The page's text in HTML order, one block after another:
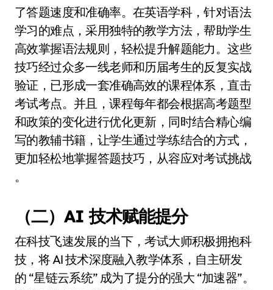
了答题速度和准确率。在英语学科，针对语法
学习的难点，采用独特的教学方法，帮助学生
高效掌握语法规则，轻松提升解题能力。这些
技巧经过众多一线老师和历届考生的反复实战
验证，已形成一套准确高效的课程体系，直击
考试考点。并且，课程每年都会根据高考题型
和政策的变化进行优化更新，同时结合精心编
写的教辅书籍，让学生通过学练结合的方式，
更加轻松地掌握答题技巧，从容应对考试挑战
。
（二）AI 技术赋能提分
在科技飞速发展的当下，考试大师积极拥抱科
技，将 AI 技术深度融入教学体系，自主研发
的 “星链云系统” 成为了提分的强大 “加速器”。